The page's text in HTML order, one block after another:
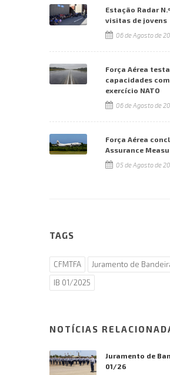
Estação Radar
visitas de jovens
06 de Agosto de
Força Aérea testa
capacidades
exercício NATO
06 de Agosto de
Força Aérea
Assurance
05 de Agosto de
TAGS
CFMTFA
Juramento de
IB 01/2025
NOTÍCIAS
Juramento de
01/26